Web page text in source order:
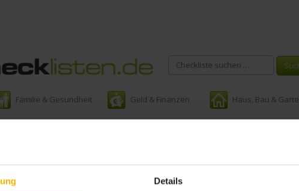
Details
Familie & Gesundheit Geld & Finanzen Haus, Bau &
Schlagwort:Outdoor